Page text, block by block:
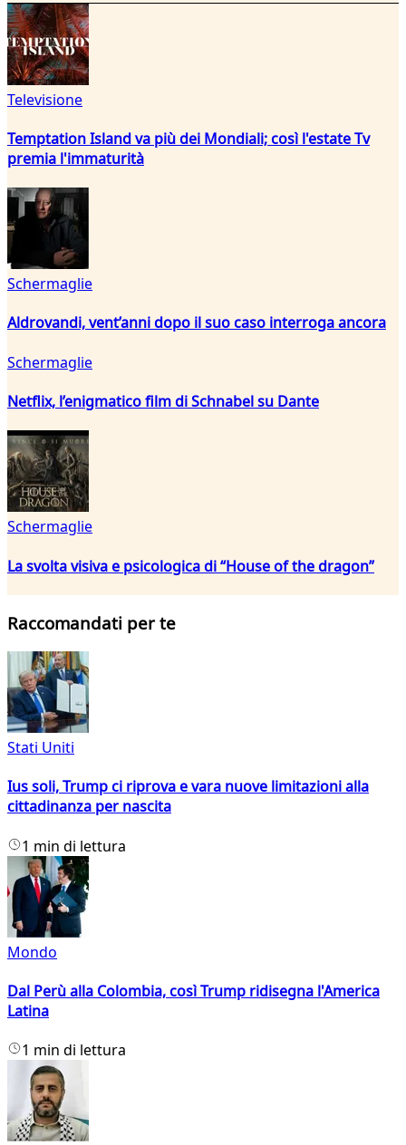
Televisione
Temptation Island va più dei Mondiali; così l'estate Tv
premia l'immaturità
Schermaglie
Aldrovandi, vent’anni dopo il suo caso interroga ancora
Schermaglie
Netflix, l’enigmatico film di Schnabel su Dante
Schermaglie
La svolta visiva e psicologica di “House of the dragon”
Raccomandati per te
Stati Uniti
Ius soli, Trump ci riprova e vara nuove limitazioni alla
cittadinanza per nascita
1 min di lettura
Mondo
Dal Perù alla Colombia, così Trump ridisegna l'America
Latina
1 min di lettura